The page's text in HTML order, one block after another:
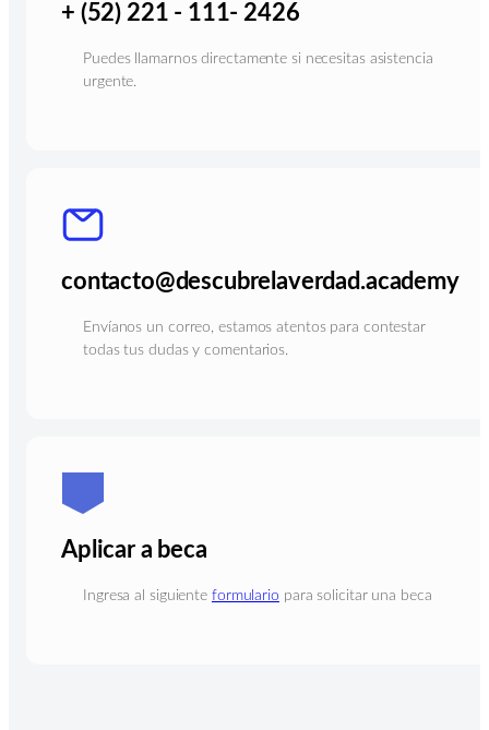
+ (52) 221 - 111- 2426
Puedes llamarnos directamente si necesitas asistencia
urgente.
contacto@descubrelaverdad.academy
Envíanos un correo, estamos atentos para contestar
todas tus dudas y comentarios.
Aplicar a beca
Ingresa al siguiente formulario para solicitar una beca